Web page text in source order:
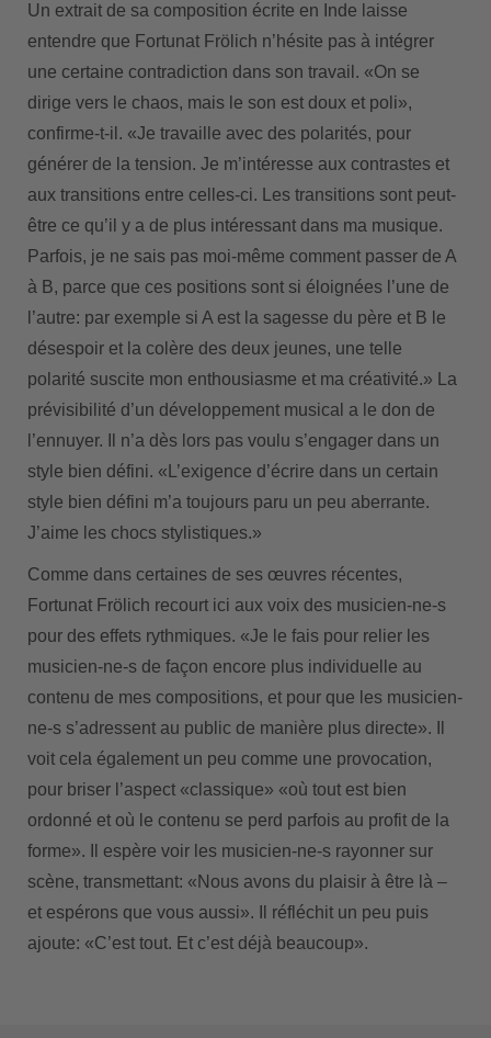
Un extrait de sa composition écrite en Inde laisse
entendre que Fortunat Frölich n’hésite pas à intégrer
une certaine contradiction dans son travail. «On se
dirige vers le chaos, mais le son est doux et poli»,
confirme-t-il. «Je travaille avec des polarités, pour
générer de la tension. Je m’intéresse aux contrastes et
aux transitions entre celles-ci. Les transitions sont peut-
être ce qu’il y a de plus intéressant dans ma musique.
Parfois, je ne sais pas moi-même comment passer de A
à B, parce que ces positions sont si éloignées l’une de
l’autre: par exemple si A est la sagesse du père et B le
désespoir et la colère des deux jeunes, une telle
polarité suscite mon enthousiasme et ma créativité.» La
prévisibilité d’un développement musical a le don de
l’ennuyer. Il n’a dès lors pas voulu s’engager dans un
style bien défini. «L’exigence d’écrire dans un certain
style bien défini m’a toujours paru un peu aberrante.
J’aime les chocs stylistiques.»
Comme dans certaines de ses œuvres récentes,
Fortunat Frölich recourt ici aux voix des musicien-ne-s
pour des effets rythmiques. «Je le fais pour relier les
musicien-ne-s de façon encore plus individuelle au
contenu de mes compositions, et pour que les musicien-
ne-s s’adressent au public de manière plus directe». Il
voit cela également un peu comme une provocation,
pour briser l’aspect «classique» «où tout est bien
ordonné et où le contenu se perd parfois au profit de la
forme». Il espère voir les musicien-ne-s rayonner sur
scène, transmettant: «Nous avons du plaisir à être là –
et espérons que vous aussi». Il réfléchit un peu puis
ajoute: «C’est tout. Et c’est déjà beaucoup».